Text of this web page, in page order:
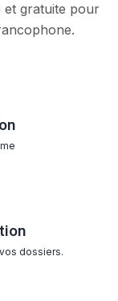
et gratuite pour
dossiers.